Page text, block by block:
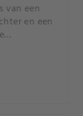
van een
en een